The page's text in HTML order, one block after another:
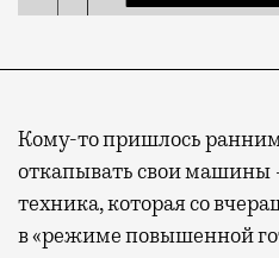
Кому-то пришлось
откапывать свои
техника, которая со
в «режиме повышенной